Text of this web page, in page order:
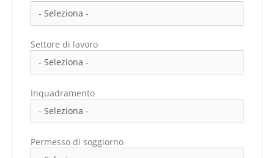
Settore di lavoro
Inquadramento
Permesso di soggiorno